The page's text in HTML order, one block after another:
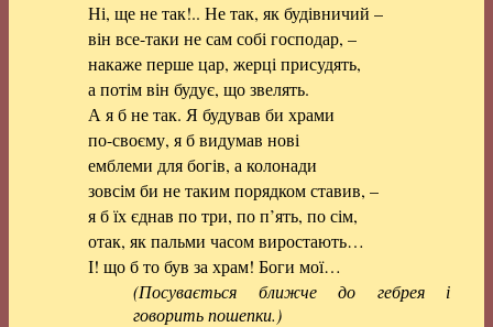
Ні, ще не так!.. Не так, як будівничий –
він все-таки не сам собі господар, –
накаже перше цар, жерці присудять,
а потім він будує, що звелять.
А я б не так. Я будував би храми
по-своєму, я б видумав нові
емблеми для богів, а колонади
зовсім би не таким порядком ставив, –
я б їх єднав по три, по п’ять, по сім,
отак, як пальми часом виростають…
І! що б то був за храм! Боги мої…
(Посувається ближче до гебрея і
говорить пошепки.)